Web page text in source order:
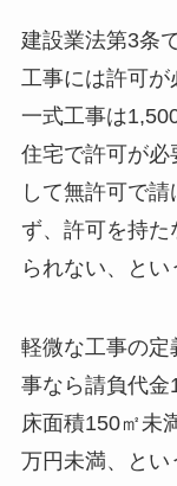
建設業法第3条
工事には許可
一式工事は
住宅で許可が必
して無許可で
ず、許可を持た
られない、とい
軽微な工事の定
事なら請負代金
床面積150㎡未
万円未満、とい